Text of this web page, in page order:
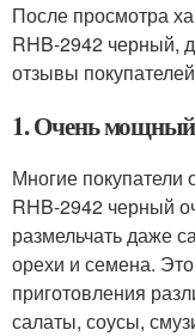
После просмотра
RHB-2942 черный,
отзывы
1. Очень мощный
Многие покупатели
RHB-2942 черный
размельчать даже
орехи и семена.
приготовления
салаты, соусы,